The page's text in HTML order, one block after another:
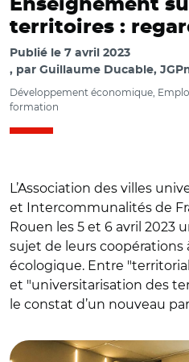
Enseignement
territoires :
Publié le 7 avril 2023
par Guillaume Ducable,
Développement économique,
formation
L’Association des villes
et Intercommunalités de
Rouen les 5 et 6 avril 2023
sujet de leurs coopérations
écologique. Entre
et "universitarisation des
le constat d’un nouveau
© Guillaume Ducable/David
Catherine Vautrain, Abdelkrim